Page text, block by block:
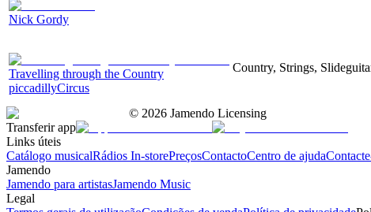
Nick Gordy
Travelling through the Country
piccadillyCircus
Country, Strings,
© 2026 Jamendo Licensing
Transferir app
Links úteis
Catálogo musicalRádios In-storePreçosContactoCentro de ajuda
Jamendo
Jamendo para artistasJamendo Music
Legal